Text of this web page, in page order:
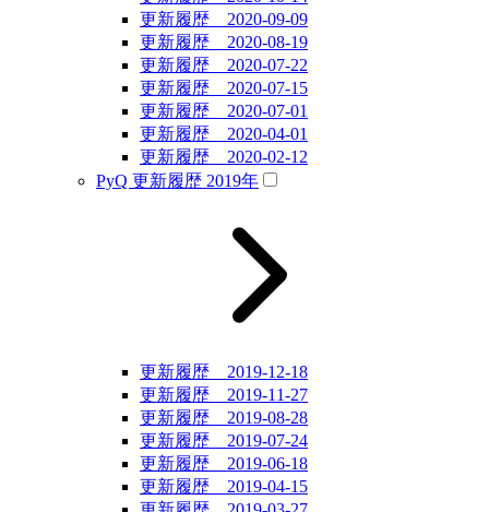
更新履歴 2020-09-09
更新履歴 2020-08-19
更新履歴 2020-07-22
更新履歴 2020-07-15
更新履歴 2020-07-01
更新履歴 2020-04-01
更新履歴 2020-02-12
PyQ 更新履歴 2019年
更新履歴 2019-12-18
更新履歴 2019-11-27
更新履歴 2019-08-28
更新履歴 2019-07-24
更新履歴 2019-06-18
更新履歴 2019-04-15